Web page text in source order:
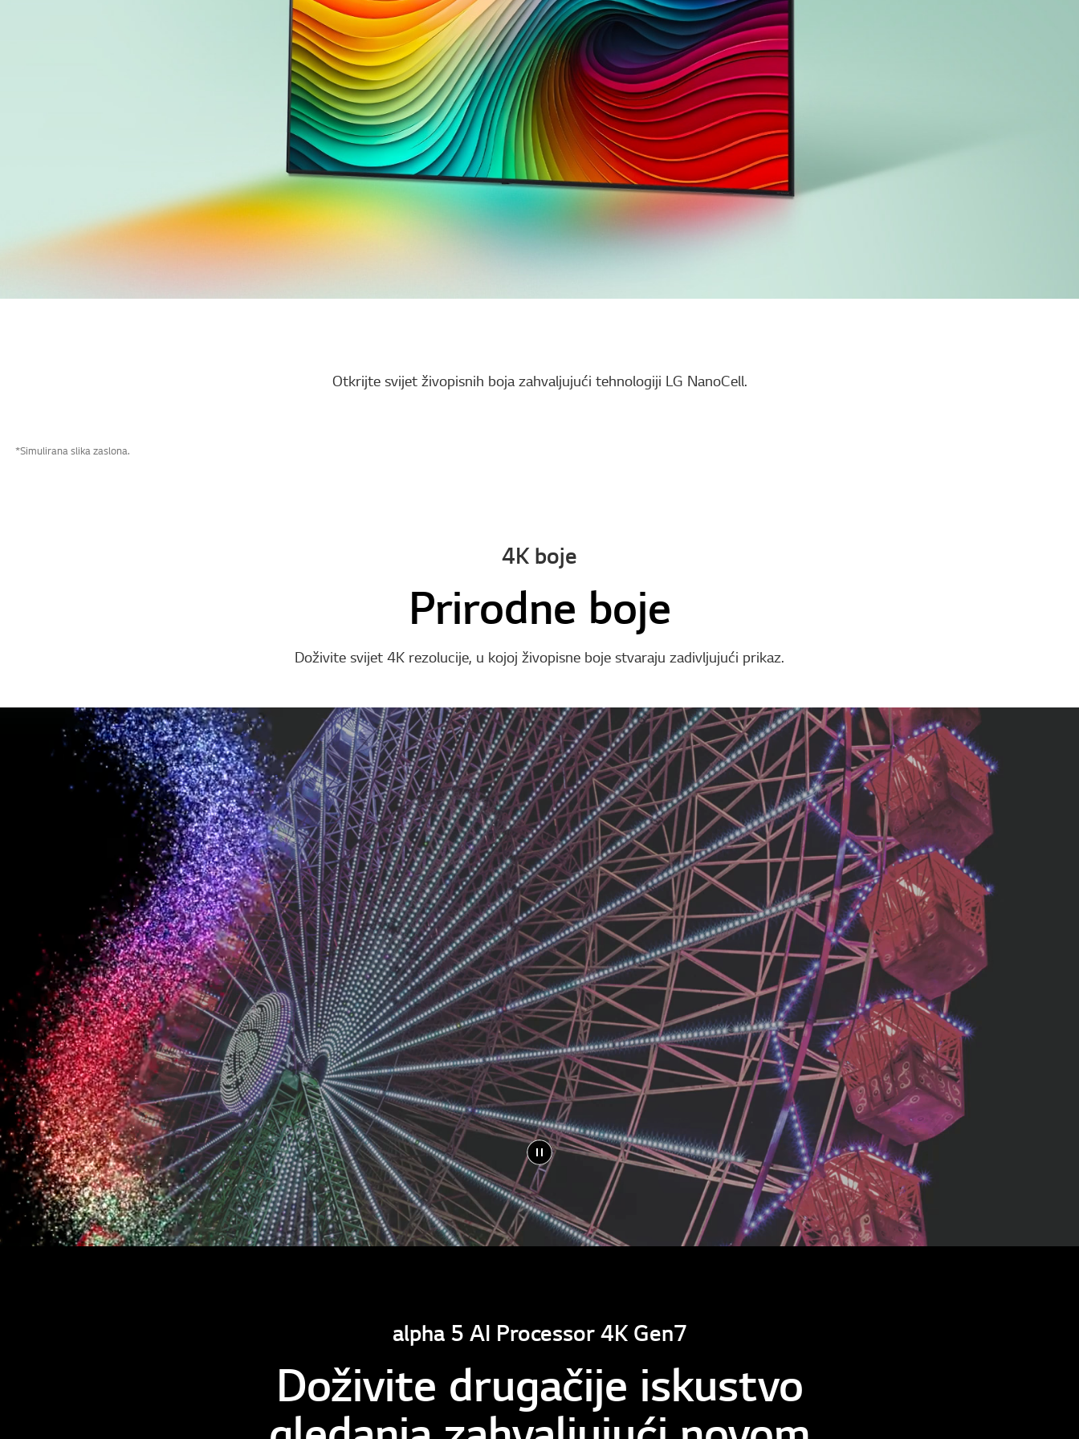
Otkrijte svijet živopisnih boja zahvaljujući tehnologiji LG NanoCell.
*Simulirana slika zaslona.
4K boje
Prirodne boje
Doživite svijet 4K rezolucije, u kojoj živopisne boje stvaraju zadivljujući prikaz.
alpha 5 AI Processor 4K Gen7
Doživite drugačije iskustvo